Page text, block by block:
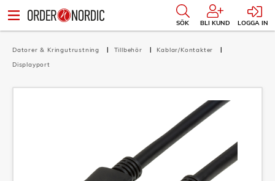
SÖK BLI KUND LOGGA IN
Datorer & Kringutrustning Tillbehör
Kablar/Kontakter
Displayport